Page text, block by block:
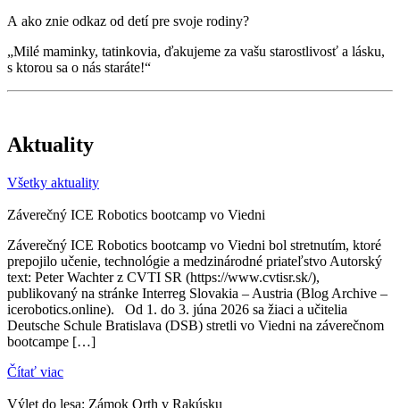
A ako znie odkaz od detí pre svoje rodiny?
„Milé maminky, tatinkovia, ďakujeme za vašu starostlivosť a lásku,
s ktorou sa o nás staráte!“
Aktuality
Všetky aktuality
Záverečný ICE Robotics bootcamp vo Viedni
Záverečný ICE Robotics bootcamp vo Viedni bol stretnutím, ktoré
prepojilo učenie, technológie a medzinárodné priateľstvo Autorský
text: Peter Wachter z CVTI SR (https://www.cvtisr.sk/),
publikovaný na stránke Interreg Slovakia – Austria (Blog Archive –
icerobotics.online). Od 1. do 3. júna 2026 sa žiaci a učitelia
Deutsche Schule Bratislava (DSB) stretli vo Viedni na záverečnom
bootcampe […]
Čítať viac
Výlet do lesa: Zámok Orth v Rakúsku